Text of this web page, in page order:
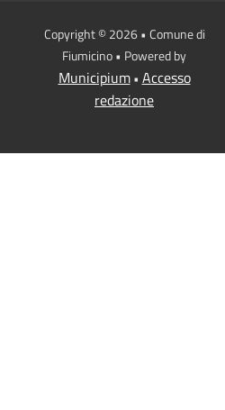
Copyright © 2026 • Comune di
Fiumicino • Powered by
Municipium• Accesso
redazione